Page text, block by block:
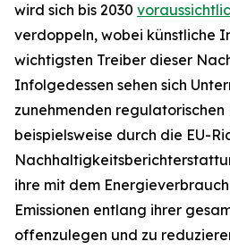
wird sich bis 2030
verdoppeln, wobei künstliche
wichtigsten Treiber dieser
Infolgedessen sehen sich
zunehmenden
beispielsweise durch die EU-
ihre mit dem
Emissionen entlang ihrer
offenzulegen und zu